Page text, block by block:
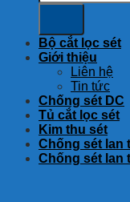
Bộ cắt lọc sét
Giới thiệu
Liên hệ
Tin tức
Chống sét DC
Tủ cắt lọc sét
Kim thu sét
Chống sét lan
Chống sét lan